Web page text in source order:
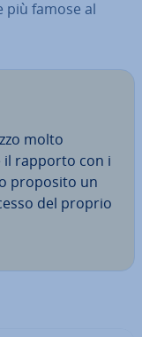
più famose al
molto
il rapporto con i
proposito un
del proprio